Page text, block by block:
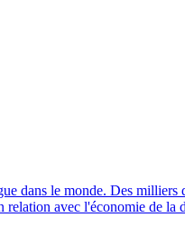
dans le monde. Des
avec l'économie de la